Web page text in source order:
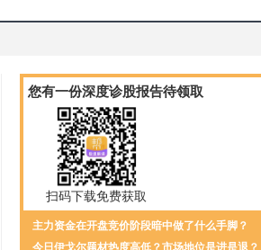
您有一份深度诊股报告待领取
扫码下载免费获取
主力资金在开盘竞价阶段暗中做了什么手脚？
今日伊戈尔题材热度高低？市场地位是进是退？